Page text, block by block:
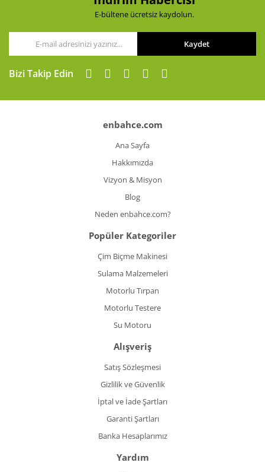
E-bültene ücretsiz kaydolun.
Kaydet
Bizi Takip Edin
enbahce.com
Ana Sayfa
Hakkımızda
Vizyon & Misyon
Blog
Neden enbahce.com?
Popüler Kategoriler
Çim Biçme Makinesi
Sulama Malzemeleri
Motorlu Tırpan
Motorlu Testere
Su Motoru
Alışveriş
Satış Sözleşmesi
Gizlilik ve Güvenlik
İptal ve İade Şartları
Garanti Şartları
Banka Hesaplarımız
Yardım